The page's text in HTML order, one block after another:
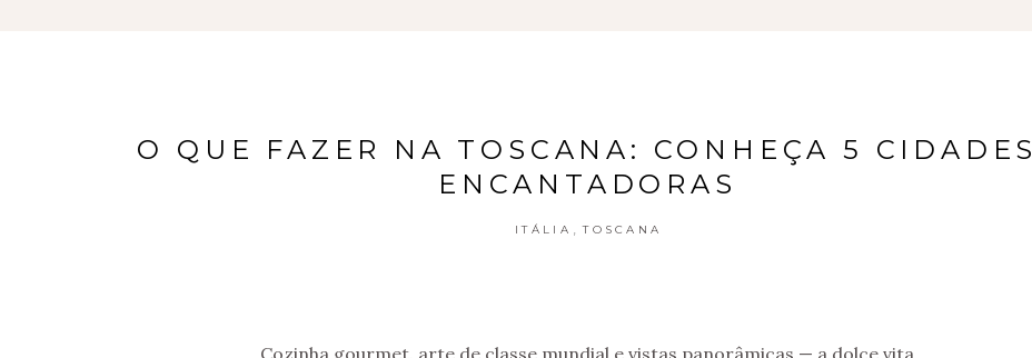
O QUE FAZER NA TOSCANA: CONHEÇA 5 CIDADES
ENCANTADORAS
ITÁLIA TOSCANA
Cozinha gourmet, arte de classe mundial e vistas panorâmicas — a dolce vita